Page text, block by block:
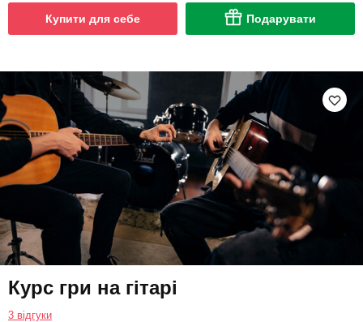
Купити для себе Подарувати
Курс гри на гітарі
3 відгуки